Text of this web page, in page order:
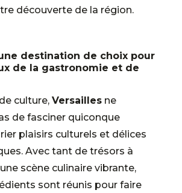
découverte de la région.
destination de choix pour
de la gastronomie et de
culture, Versaillesne
de fasciner quiconque
plaisirs culturels et délices
Avec tant de trésors à
scène culinaire vibrante,
sont réunis pour faire